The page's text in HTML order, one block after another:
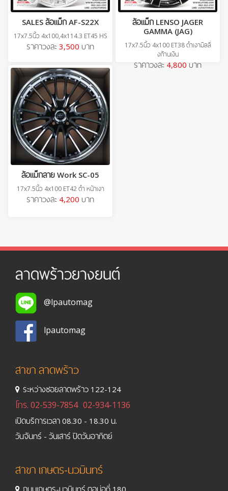
SALES ล้อแม็ก AF-S22X
17x7.5นิ้ว 4x100,4x114.3 ET45 HS
ราคาวงละ 3,500 บาท
ล้อแม็ก LENSO JAGER
GAMMA (JAG)
17x7.5นิ้ว 4x100 ET38 ดำเงามิลลิ่
งก้านเงิน
ราคาวงละ 4,800 บาท
ล้อแม็กลาย Work SC-05
17x7.5นิ้ว 4x100 ET42 ดำ หน้าเงา
ราคาวงละ 4,200 บาท
ลาดพร้าวยางยนต์
@lpautomag
lpautomag
สาขา ลาดพร้าว
ระหว่างซอยลาดพร้าว 122-124
โทร. 02-539-7854 02-934-1136
เปิดบริการเวลา 08.30 - 18.30 น.
วันจันทร์ - วันเสาร์ ปิดวันอาทิตย์
สาขา เกษตร-นวมินทร์
ถนนเกษตร-นวมินทร์ ตอม่อที่ 180